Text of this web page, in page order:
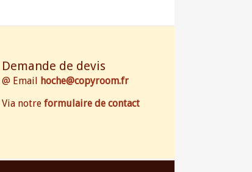
Demande de devis
@ Email hoche@copyroom.fr
Via notre formulaire de contact